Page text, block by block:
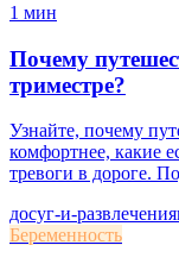
1 мин
Почему
триместре?
Узнайте, почему
комфортнее, какие
тревоги в дороге.
досуг-и-развлечения
Беременность